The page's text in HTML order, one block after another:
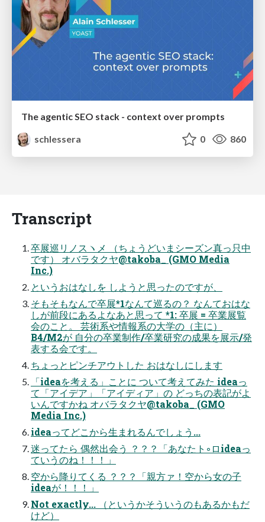
The agentic SEO stack - context over prompts
schlessera
0 860
Transcript
卒展巡リノスヽメ （ちょうどいまシーズン真っ只中
です） オバラタクヤ@takoba_ (GMO Media
Inc.)
というおはなしを しようと思ったのですが、
そもそもなんで卒展*1なんて巡るの？ なんておはな
しが前段にあるよなあと思って *1: 卒展 = 卒業展覧
会のこと。 芸術系や情報系の大学の（主に）
B4/M2が 自分の卒業制作/卒業研究の成果を展示/発
表する会です。
ちょっとピンチアウトした おはなしにします
「ideaを考える」ことに ついて考えてみた ideaっ
て「アイデア」「アイディア」の どっちの表記がよ
いんですかね オバラタクヤ@takoba_ (GMO
Media Inc.)
ideaってどこから生まれるんでしょう...
迷ってたら 偶然出会う ？？？「あなたト◦ロideaっ
ていうのね！！！」
空から降りてくる ？？？「親方ァ！空から女の子
ideaが！！！」
Not exactly... （というかそういうのもあるかもだ
けど）